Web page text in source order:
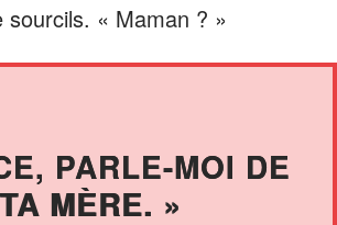
« Maman ? »
PARLE-MOI DE
TA MÈRE. »